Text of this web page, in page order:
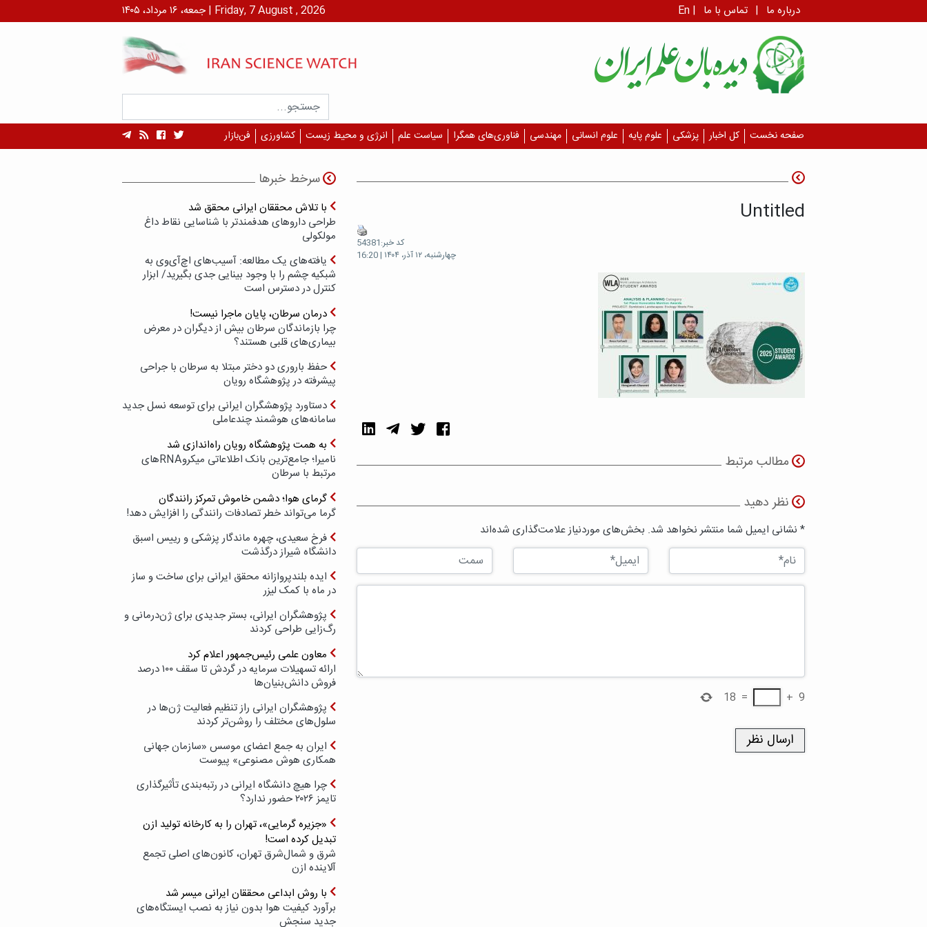
جمعه، ۱۶ مرداد، ۱۴۰۵ | Friday, 7 August , 2026 En | درباره ما | تماس با ما
صفحه نخست کل اخبار پزشکی علوم پایه علوم انسانی مهندسی فناوری‌های همگرا سیاست علم انرژی و محیط زیست کشاورزی فن‌بازار
Untitled
کد خبر:54381
چهارشنبه، ۱۲ آذر، ۱۴۰۴ | 16:20
مطالب مرتبط
نظر دهید
* نشانی ایمیل شما منتشر نخواهد شد. بخش‌های موردنیاز علامت‌گذاری شده‌اند
9
+
=
18
سرخط خبرها
با تلاش محققان ایرانی محقق شد
طراحی داروهای هدفمندتر با شناسایی نقاط داغ
مولکولی
یافته‌های یک مطالعه: آسیب‌های اچ‌آی‌وی به
شبکیه چشم را با وجود بینایی جدی بگیرید/ ابزار
کنترل در دسترس است
درمان سرطان، پایان ماجرا نیست!
چرا بازماندگان سرطان بیش از دیگران در معرض
بیماری‌های قلبی هستند؟
حفظ باروری دو دختر مبتلا به سرطان با جراحی
پیشرفته در پژوهشگاه رویان
دستاورد پژوهشگران ایرانی برای توسعه نسل جدید
سامانه‌های هوشمند چندعاملی
به همت پژوهشگاه رویان راه‌اندازی شد
نامیرا؛ جامع‌ترین بانک اطلاعاتی میکروRNAهای
مرتبط با سرطان
گرمای هوا؛ دشمن خاموش تمرکز رانندگان
گرما می‌تواند خطر تصادفات رانندگی را افزایش دهد!
فرخ سعیدی، چهره ماندگار پزشکی و رییس اسبق
دانشگاه شیراز درگذشت
ایده بلندپروازانه محقق ایرانی برای ساخت و ساز
در ماه با کمک لیزر
پژوهشگران ایرانی، بستر جدیدی برای ژن‌درمانی و
رگ‌زایی طراحی کردند
معاون علمی رئیس‌جمهور اعلام کرد
ارائه تسهیلات سرمایه در گردش تا سقف ۱۰۰ درصد
فروش دانش‌بنیان‌ها
پژوهشگران ایرانی راز تنظیم فعالیت ژن‌ها در
سلول‌های مختلف را روشن‌تر کردند
ایران به جمع اعضای موسس «سازمان جهانی
همکاری هوش مصنوعی» پیوست
چرا هیچ دانشگاه ایرانی در رتبه‌بندی تأثیرگذاری
تایمز ۲۰۲۶ حضور ندارد؟
«جزیره گرمایی»، تهران را به کارخانه تولید ازن
تبدیل کرده است!
شرق و شمال‌شرق تهران، کانون‌های اصلی تجمع
آلاینده ازن
با روش ابداعی محققان ایرانی میسر شد
برآورد کیفیت هوا بدون نیاز به نصب ایستگاه‌های
جدید سنجش